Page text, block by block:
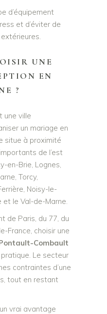
d’équipement
et d’éviter de
UNE
EN
?
une ville
un mariage en
situe à proximité
de l’est
en-Brie, Lognes,
Torcy,
Noisy-le-
et le Val-de-Marne.
de Paris, du 77, du
France, choisir une
Combault
Le secteur
contraintes d’une
tout en restant
vrai avantage